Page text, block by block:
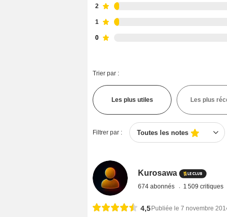
2
1
0
Trier par :
Les plus utiles Les plus
Filtrer par : Toutes les notes
Kurosawa
674 abonnés 1 509 critiques
4,5 Publiée le 7 novembre